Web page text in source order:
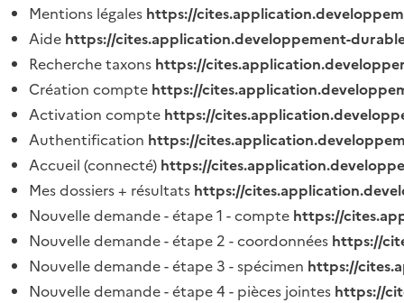
Mentions légales https://
Aide https://cites.application.developpement-
Recherche taxons https://
Création compte https://
Activation compte https://
Authentification https://
Accueil (connecté) https://
Mes dossiers + résultats https://
Nouvelle demande - étape 1 - compte https://
Nouvelle demande - étape 2 - coordonnées https://
Nouvelle demande - étape 3 - spécimen https://
Nouvelle demande - étape 4 - pièces jointes https://